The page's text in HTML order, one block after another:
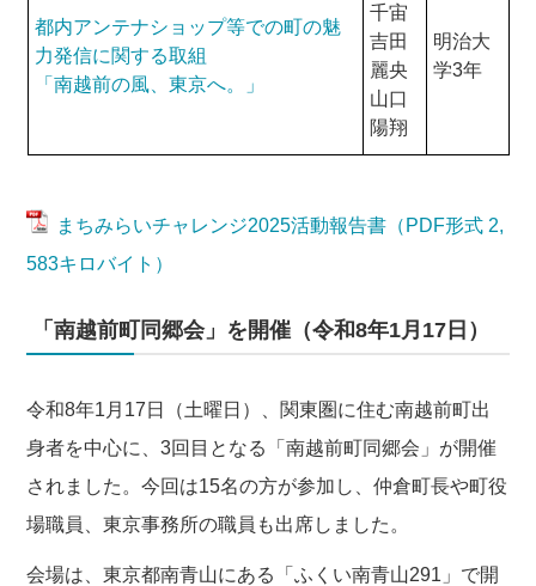
都内アンテナショップ等での町の魅
力発信に関する取組
「南越前の風、東京へ。」
千宙
吉田
麗央
山口
陽翔
明治大
学3年
まちみらいチャレンジ2025活動報告書（PDF形式 2,
583キロバイト）
「南越前町同郷会」を開催（令和8年1月17日）
令和8年1月17日（土曜日）、関東圏に住む南越前町出
身者を中心に、3回目となる「南越前町同郷会」が開催
されました。今回は15名の方が参加し、仲倉町長や町役
場職員、東京事務所の職員も出席しました。
会場は、東京都南青山にある「ふくい南青山291」で開